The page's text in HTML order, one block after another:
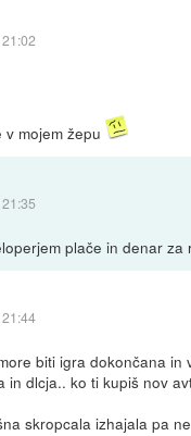
mojem žepu
plače in denar za
biti igra dokončana in
in dlcja.. ko ti kupiš nov
skropcala izhajala pa